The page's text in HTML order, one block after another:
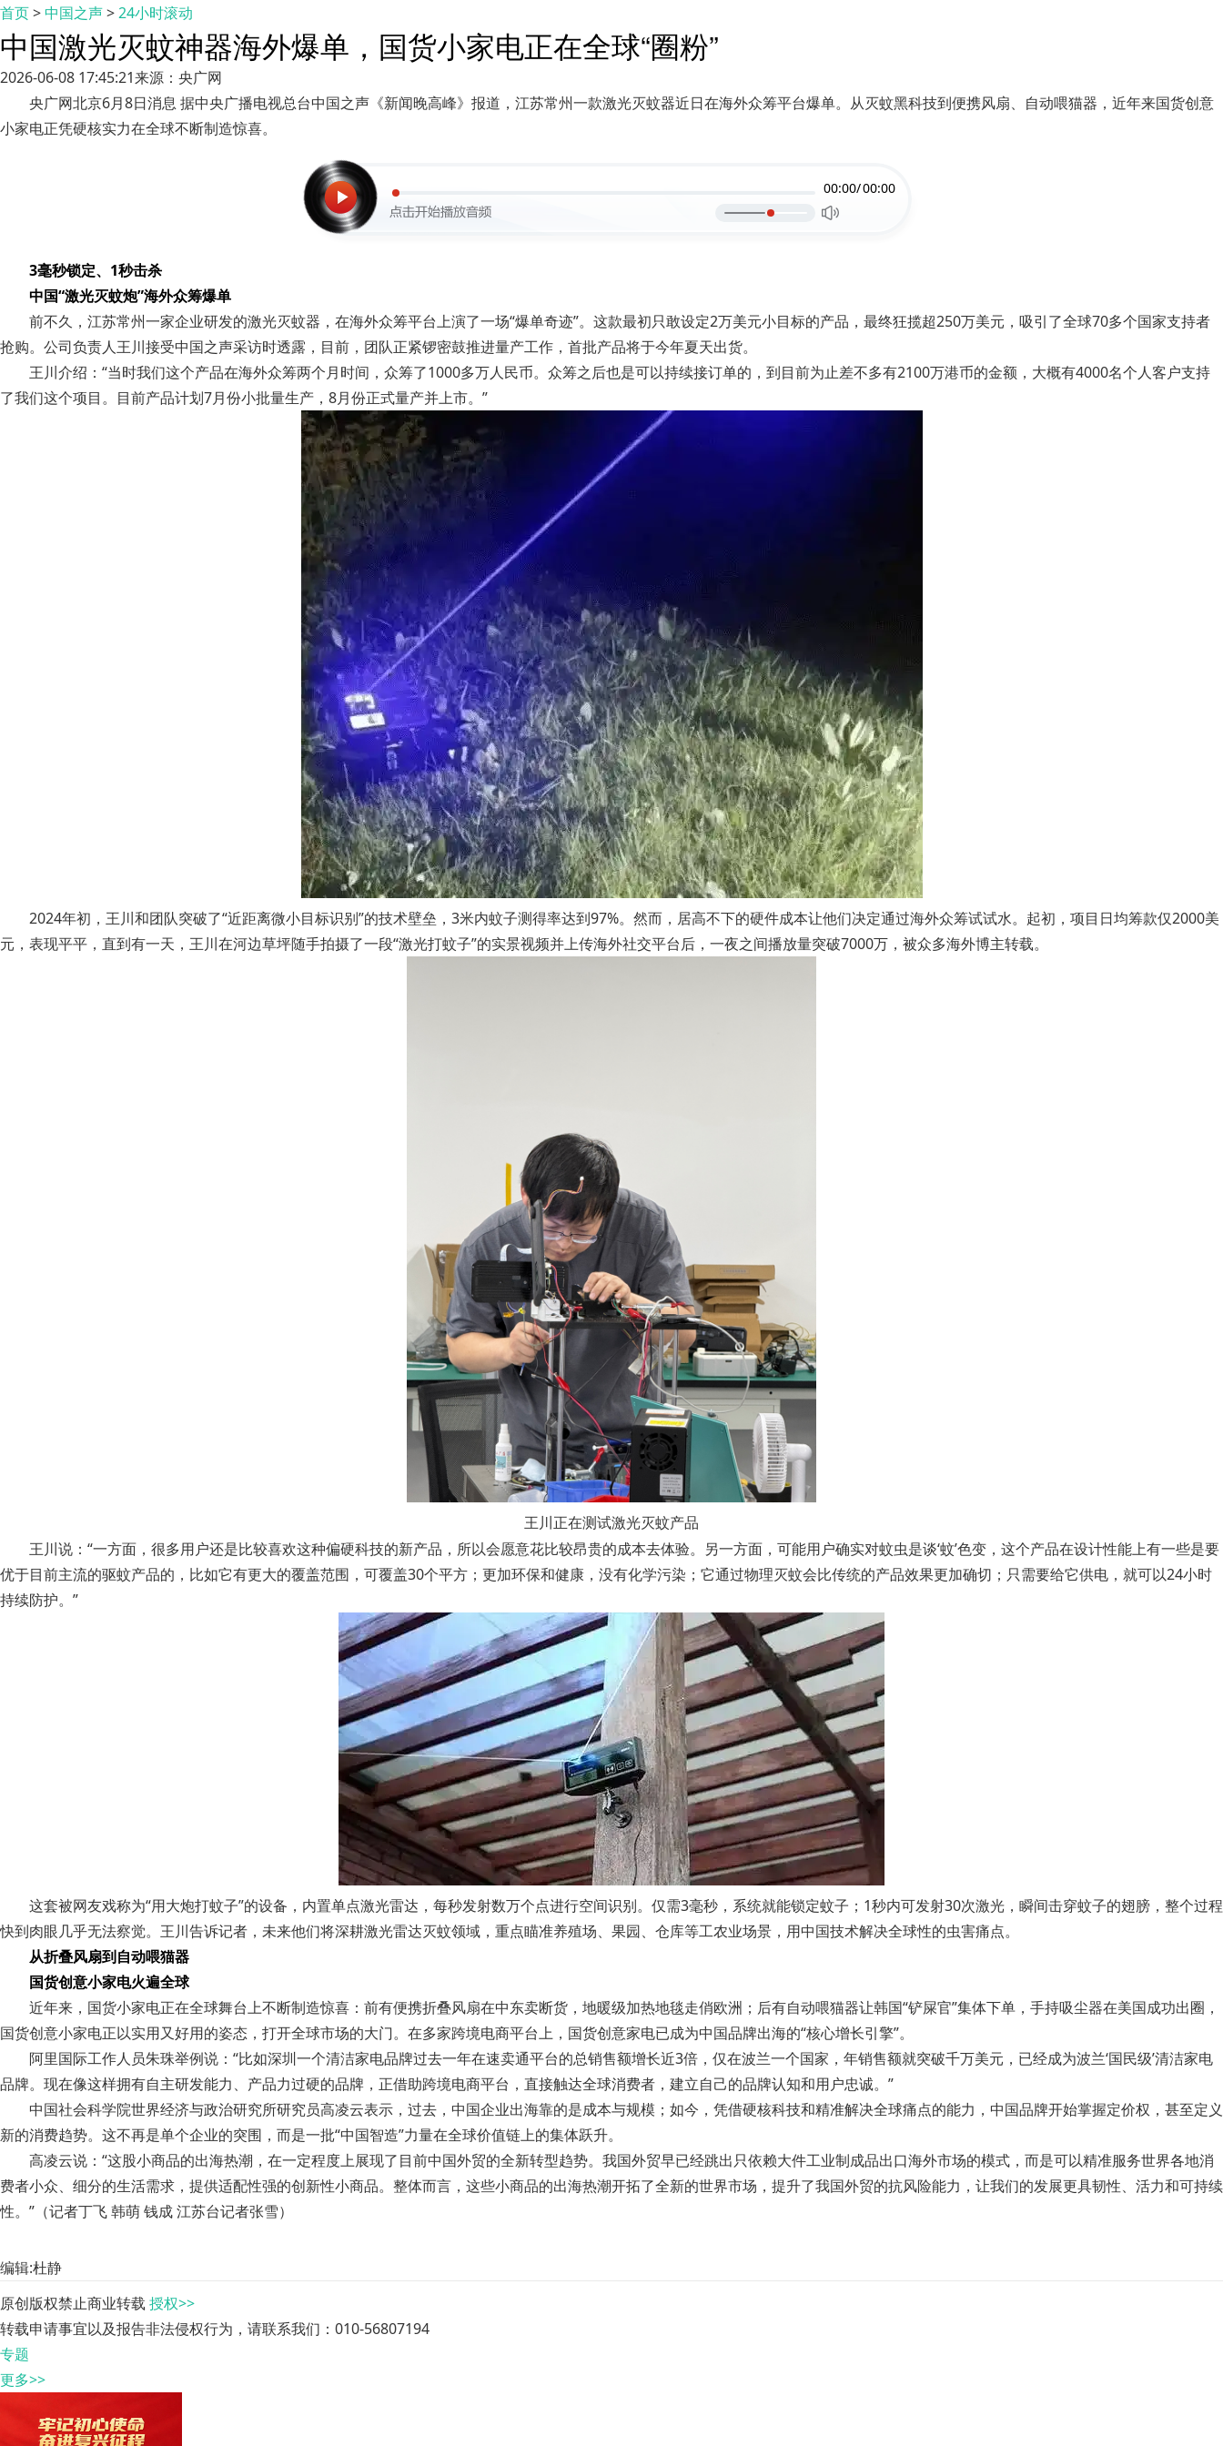
首页>中国之声>24小时滚动
中国激光灭蚊神器海外爆单，国货小家电正在全球“圈粉”
2026-06-08 17:45:21来源：央广网
央广网北京6月8日消息 据中央广播电视总台中国之声《新闻晚高峰》报道，江苏常州一款激光灭蚊器近日在海外众筹平台爆单。从灭蚊黑科技到便携风扇、自动喂猫器，近年来国货创意
小家电正凭硬核实力在全球不断制造惊喜。
00:00/00:00
3毫秒锁定、1秒击杀
中国“激光灭蚊炮”海外众筹爆单
前不久，江苏常州一家企业研发的激光灭蚊器，在海外众筹平台上演了一场“爆单奇迹”。这款最初只敢设定2万美元小目标的产品，最终狂揽超250万美元，吸引了全球70多个国家支持者
抢购。公司负责人王川接受中国之声采访时透露，目前，团队正紧锣密鼓推进量产工作，首批产品将于今年夏天出货。
王川介绍：“当时我们这个产品在海外众筹两个月时间，众筹了1000多万人民币。众筹之后也是可以持续接订单的，到目前为止差不多有2100万港币的金额，大概有4000名个人客户支持
了我们这个项目。目前产品计划7月份小批量生产，8月份正式量产并上市。”
2024年初，王川和团队突破了“近距离微小目标识别”的技术壁垒，3米内蚊子测得率达到97%。然而，居高不下的硬件成本让他们决定通过海外众筹试试水。起初，项目日均筹款仅2000美
元，表现平平，直到有一天，王川在河边草坪随手拍摄了一段“激光打蚊子”的实景视频并上传海外社交平台后，一夜之间播放量突破7000万，被众多海外博主转载。
王川正在测试激光灭蚊产品
王川说：“一方面，很多用户还是比较喜欢这种偏硬科技的新产品，所以会愿意花比较昂贵的成本去体验。另一方面，可能用户确实对蚊虫是谈‘蚊’色变，这个产品在设计性能上有一些是要
优于目前主流的驱蚊产品的，比如它有更大的覆盖范围，可覆盖30个平方；更加环保和健康，没有化学污染；它通过物理灭蚊会比传统的产品效果更加确切；只需要给它供电，就可以24小时
持续防护。”
这套被网友戏称为“用大炮打蚊子”的设备，内置单点激光雷达，每秒发射数万个点进行空间识别。仅需3毫秒，系统就能锁定蚊子；1秒内可发射30次激光，瞬间击穿蚊子的翅膀，整个过程
快到肉眼几乎无法察觉。王川告诉记者，未来他们将深耕激光雷达灭蚊领域，重点瞄准养殖场、果园、仓库等工农业场景，用中国技术解决全球性的虫害痛点。
从折叠风扇到自动喂猫器
国货创意小家电火遍全球
近年来，国货小家电正在全球舞台上不断制造惊喜：前有便携折叠风扇在中东卖断货，地暖级加热地毯走俏欧洲；后有自动喂猫器让韩国“铲屎官”集体下单，手持吸尘器在美国成功出圈，
国货创意小家电正以实用又好用的姿态，打开全球市场的大门。在多家跨境电商平台上，国货创意家电已成为中国品牌出海的“核心增长引擎”。
阿里国际工作人员朱珠举例说：“比如深圳一个清洁家电品牌过去一年在速卖通平台的总销售额增长近3倍，仅在波兰一个国家，年销售额就突破千万美元，已经成为波兰‘国民级’清洁家电
品牌。现在像这样拥有自主研发能力、产品力过硬的品牌，正借助跨境电商平台，直接触达全球消费者，建立自己的品牌认知和用户忠诚。”
中国社会科学院世界经济与政治研究所研究员高凌云表示，过去，中国企业出海靠的是成本与规模；如今，凭借硬核科技和精准解决全球痛点的能力，中国品牌开始掌握定价权，甚至定义
新的消费趋势。这不再是单个企业的突围，而是一批“中国智造”力量在全球价值链上的集体跃升。
高凌云说：“这股小商品的出海热潮，在一定程度上展现了目前中国外贸的全新转型趋势。我国外贸早已经跳出只依赖大件工业制成品出口海外市场的模式，而是可以精准服务世界各地消
费者小众、细分的生活需求，提供适配性强的创新性小商品。整体而言，这些小商品的出海热潮开拓了全新的世界市场，提升了我国外贸的抗风险能力，让我们的发展更具韧性、活力和可持续
性。”（记者丁飞 韩萌 钱成 江苏台记者张雪）
编辑:杜静
原创版权禁止商业转载 授权>>
转载申请事宜以及报告非法侵权行为，请联系我们：010-56807194
专题
更多>>